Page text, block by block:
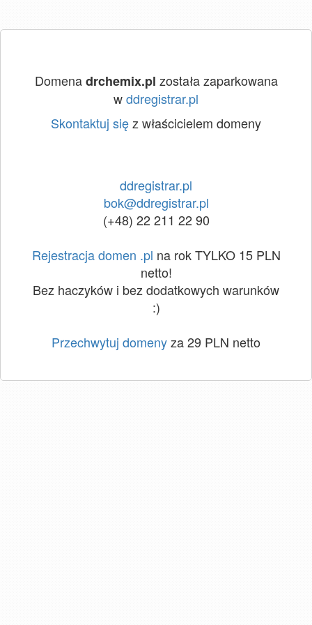
Domenadrchemix.pl została zaparkowana
wddregistrar.pl
Skontaktuj sięz właścicielem domeny
ddregistrar.pl
bok@ddregistrar.pl
(+48) 22 211 22 90
Rejestracja domen .pl na rok TYLKO 15 PLN
netto!
Bez haczyków i bez dodatkowych warunków
:)
Przechwytuj domenyza 29 PLN netto